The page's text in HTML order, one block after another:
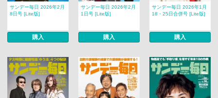
サンデー毎日 2026年2月
8日号 [Lite版]
購入
サンデー毎日 2026年2月
1日号 [Lite版]
購入
サンデー毎日 2026年1月
18・25日合併号 [Lite版]
購入